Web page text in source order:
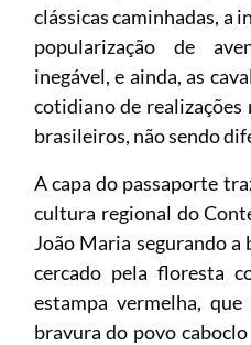
clássicas caminhadas, a
popularização de
inegável, e ainda, as
cotidiano de realizações
brasileiros, não sendo
A capa do passaporte
cultura regional do
João Maria segurando
cercado pela floresta
estampa vermelha,
bravura do povo